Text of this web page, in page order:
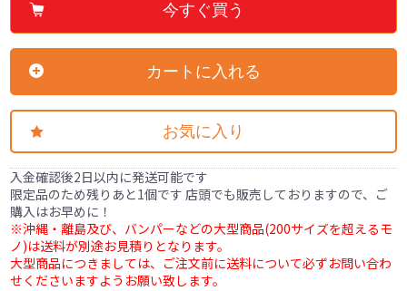
今すぐ買う
カートに入れる
お気に入り
入金確認後2日以内に発送可能です
限定品のため残りあと1個です 店頭でも販売しておりますので、ご
購入はお早めに！
※沖縄・離島及び、バンパーなどの大型商品(200サイズを超えるモ
ノ)は送料が別途お見積りとなります。
大型商品につきましては、ご注文前に送料について必ずお問い合わ
せくださいますようお願い致します。